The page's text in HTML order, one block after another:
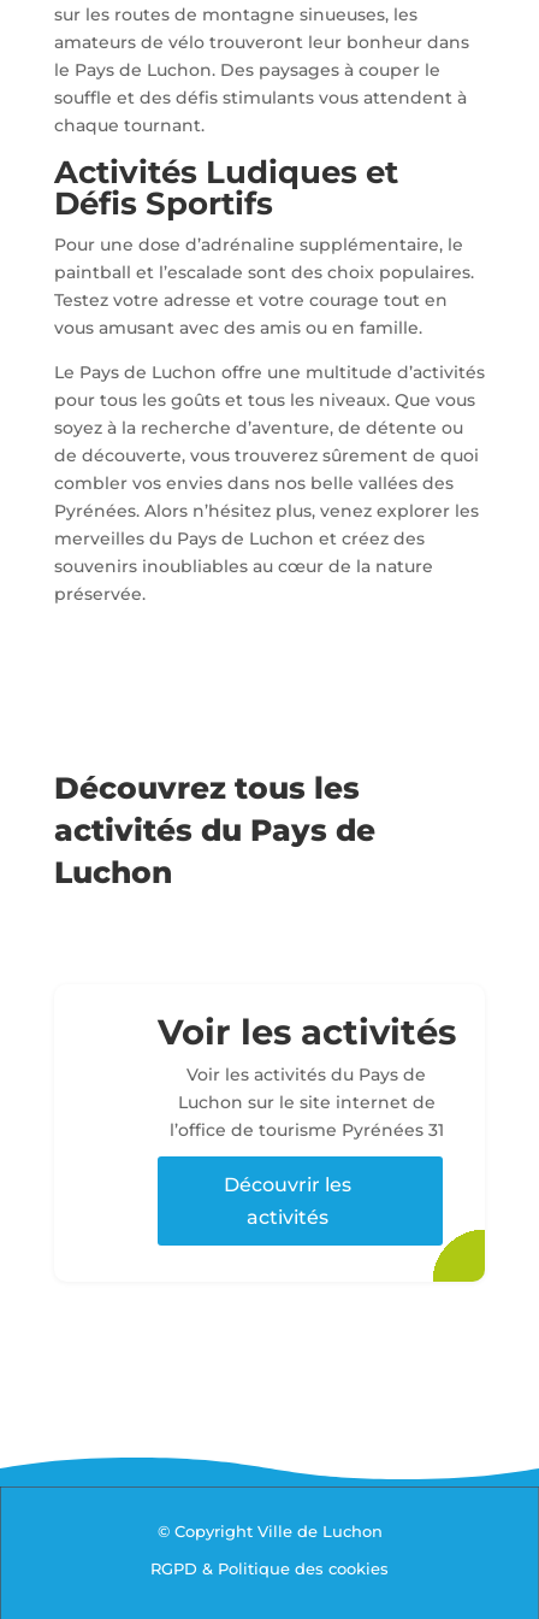
sur les routes de montagne sinueuses, les
amateurs de vélo trouveront leur bonheur dans
le Pays de Luchon. Des paysages à couper le
souffle et des défis stimulants vous attendent à
chaque tournant.
Activités Ludiques et
Défis Sportifs
Pour une dose d’adrénaline supplémentaire, le
paintball et l’escalade sont des choix populaires.
Testez votre adresse et votre courage tout en
vous amusant avec des amis ou en famille.
Le Pays de Luchon offre une multitude d’activités
pour tous les goûts et tous les niveaux. Que vous
soyez à la recherche d’aventure, de détente ou
de découverte, vous trouverez sûrement de quoi
combler vos envies dans nos belle vallées des
Pyrénées. Alors n’hésitez plus, venez explorer les
merveilles du Pays de Luchon et créez des
souvenirs inoubliables au cœur de la nature
préservée.
Découvrez tous les
activités du Pays de
Luchon
Voir les activités
Voir les activités du Pays de
Luchon sur le site internet de
l’office de tourisme Pyrénées 31
Découvrir les
activités
© Copyright Ville de Luchon
RGPD & Politique des cookies